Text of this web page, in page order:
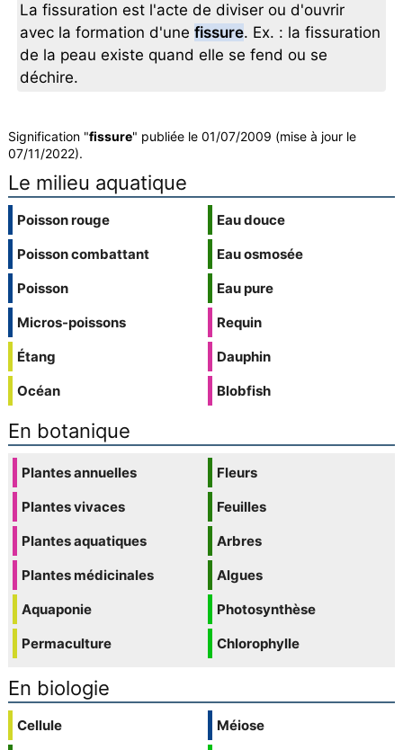
La fissuration est l'acte de diviser ou d'ouvrir
avec la formation d'unefissure. Ex. : la fissuration
de la peau existe quand elle se fend ou se
déchire.
Signification "fissure" publiée le 01/07/2009 (mise à jour le
07/11/2022).
Le milieu aquatique
Poisson rouge
Poisson combattant
Poisson
Micros-poissons
Étang
Océan
Eau douce
Eau osmosée
Eau pure
Requin
Dauphin
Blobfish
En botanique
Plantes annuelles
Plantes vivaces
Plantes aquatiques
Plantes médicinales
Aquaponie
Permaculture
Fleurs
Feuilles
Arbres
Algues
Photosynthèse
Chlorophylle
En biologie
Cellule
Méiose